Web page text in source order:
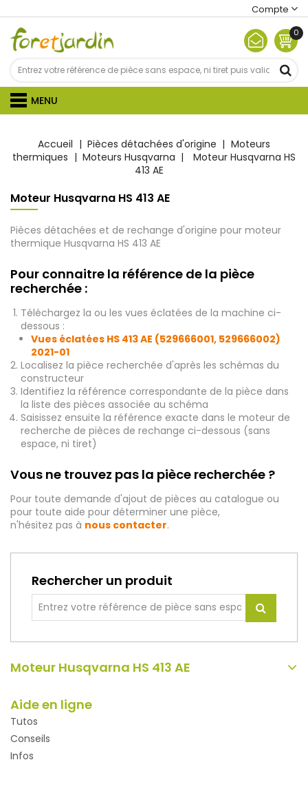
Compte
0
MENU
Accueil Pièces détachées d'origine
Moteurs
thermiques
Moteurs Husqvarna
Moteur Husqvarna HS
413 AE
Moteur Husqvarna HS 413 AE
Pièces détachées et de rechange d'origine pour moteur
thermique Husqvarna HS 413 AE
Pour connaitre la référence de la pièce
recherchée :
Téléchargez la ou les vues éclatées de la machine ci-
dessous :
Vues éclatées HS 413 AE (529666001, 529666002)
2021-01
Localisez la pièce recherchée d'après les schémas du
constructeur
Identifiez la référence correspondante de la pièce dans
la liste des pièces associée au schéma
Saisissez ensuite la référence exacte dans le moteur de
recherche de pièces de rechange ci-dessous (sans
espace, ni tiret)
Vous ne trouvez pas la pièce recherchée ?
Pour toute demande d'ajout de pièces au catalogue ou
pour toute aide pour déterminer une pièce,
n'hésitez pas à nous contacter.
Rechercher un produit
Moteur Husqvarna HS 413 AE
Aide en ligne
Tutos
Conseils
Infos